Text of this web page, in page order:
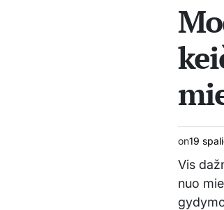
on19
Vis
nuo